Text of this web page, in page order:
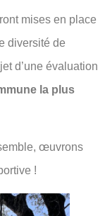
mises en place
diversité de
d’une évaluation
la plus
œuvrons
!